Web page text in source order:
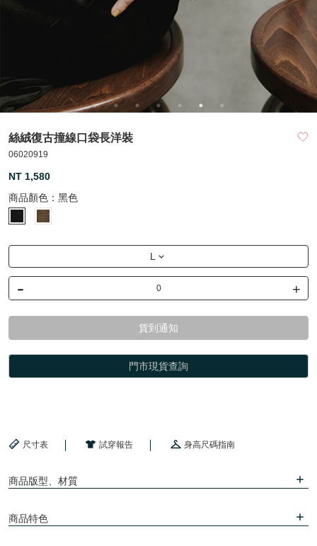
絲絨復古撞線口袋長洋裝
06020919
NT 1,580
商品顏色： 黑色
L
- +
貨到通知
門市現貨查詢
尺寸表 試穿報告 身高尺碼指南
商品版型、材質
商品特色